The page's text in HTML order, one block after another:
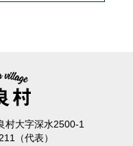
村大字深水2500-1
（代表）